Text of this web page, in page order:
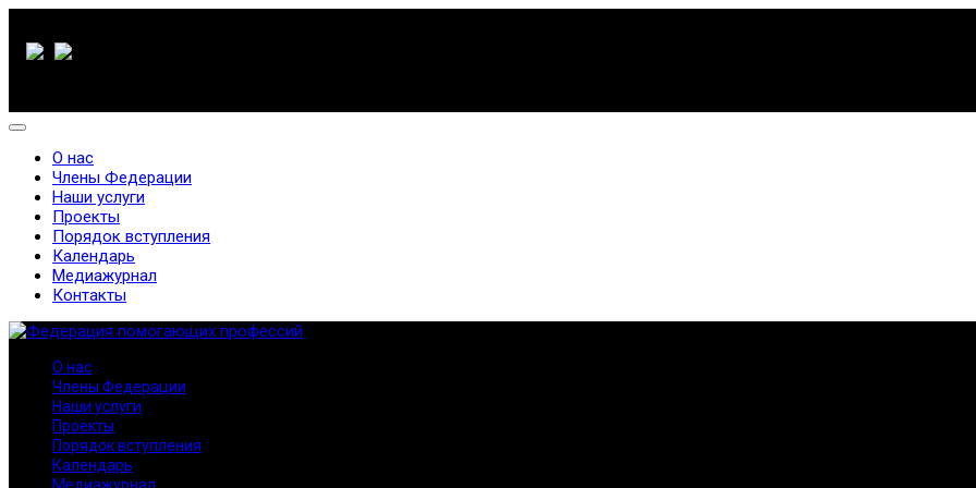
О нас
Члены Федерации
Наши услуги
Проекты
Порядок вступления
Календарь
Медиажурнал
Контакты
О нас
Члены Федерации
Наши услуги
Проекты
Порядок вступления
Календарь